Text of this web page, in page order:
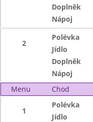
Doplněk
Nápoj
2
Polévka
Jídlo
Doplněk
Nápoj
Menu
Chod
1
Polévka
Jídlo